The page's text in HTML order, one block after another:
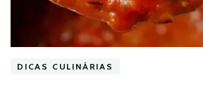
DICAS CULINÁRIAS